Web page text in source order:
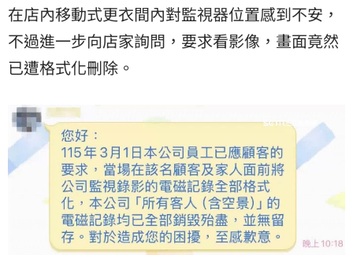
在店內移動式更衣間內對監視器位置感到不安，
不過進一步向店家詢問，要求看影像，畫面竟然
已遭格式化刪除。